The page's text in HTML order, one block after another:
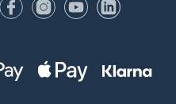
FacebookInstagram
YouTubeLinkedIn